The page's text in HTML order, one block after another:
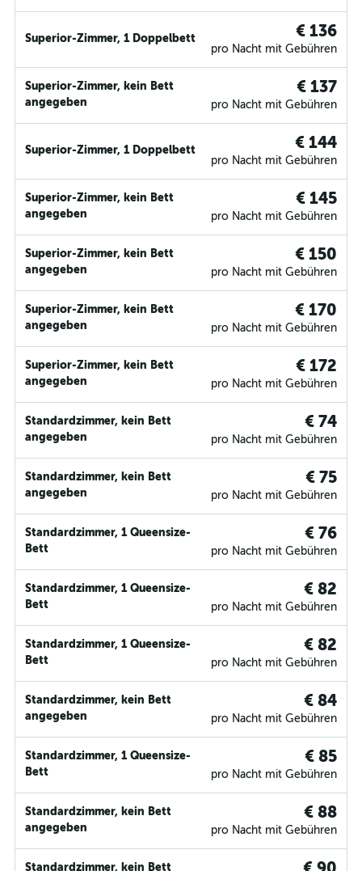
Superior-Zimmer, 1 Doppelbett € 136
pro Nacht mit Gebühren
Superior-Zimmer, kein Bett
angegeben
€ 137
pro Nacht mit Gebühren
Superior-Zimmer, 1 Doppelbett € 144
pro Nacht mit Gebühren
Superior-Zimmer, kein Bett
angegeben
€ 145
pro Nacht mit Gebühren
Superior-Zimmer, kein Bett
angegeben
€ 150
pro Nacht mit Gebühren
Superior-Zimmer, kein Bett
angegeben
€ 170
pro Nacht mit Gebühren
Superior-Zimmer, kein Bett
angegeben
€ 172
pro Nacht mit Gebühren
Standardzimmer, kein Bett
angegeben
€ 74
pro Nacht mit Gebühren
Standardzimmer, kein Bett
angegeben
€ 75
pro Nacht mit Gebühren
Standardzimmer, 1 Queensize-
Bett
€ 76
pro Nacht mit Gebühren
Standardzimmer, 1 Queensize-
Bett
€ 82
pro Nacht mit Gebühren
Standardzimmer, 1 Queensize-
Bett
€ 82
pro Nacht mit Gebühren
Standardzimmer, kein Bett
angegeben
€ 84
pro Nacht mit Gebühren
Standardzimmer, 1 Queensize-
Bett
€ 85
pro Nacht mit Gebühren
Standardzimmer, kein Bett
angegeben
€ 88
pro Nacht mit Gebühren
Standardzimmer, kein Bett